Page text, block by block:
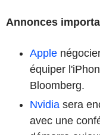
Annonces
Apple
équiper
Bloomberg.
Nvidia sera
avec une